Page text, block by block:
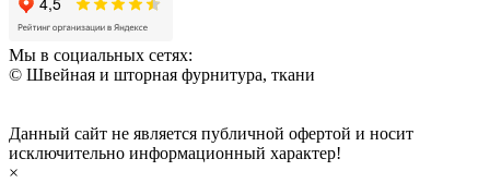
Мы в социальных сетях:
© Швейная и шторная фурнитура, ткани
Данный сайт не является публичной офертой и носит
исключительно информационный характер!
×